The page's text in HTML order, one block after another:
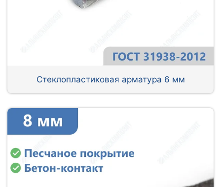
Стеклопластиковая арматура 6 мм